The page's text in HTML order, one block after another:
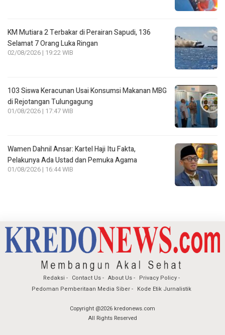
KM Mutiara 2 Terbakar di Perairan Sapudi, 136
Selamat 7 Orang Luka Ringan
02/08/2026 | 19:22 WIB
103 Siswa Keracunan Usai Konsumsi Makanan MBG
di Rejotangan Tulungagung
01/08/2026 | 17:47 WIB
Wamen Dahnil Ansar: Kartel Haji Itu Fakta,
Pelakunya Ada Ustad dan Pemuka Agama
01/08/2026 | 16:44 WIB
Redaksi Contact Us About Us
Privacy Policy
Pedoman Pemberitaan Media Siber
Kode Etik Jurnalistik
Copyright @2026 kredonews.com
All Rights Reserved